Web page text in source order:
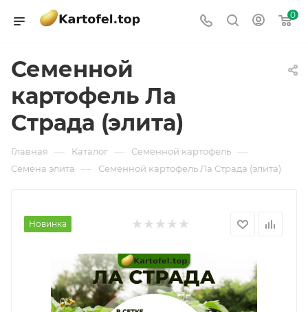
0
Семенной
картофель Ла
Страда (элита)
Главная — Каталог — Семенной картофель —
Семена элита — Семенной картофель Ла Страда (элита)
Новинка